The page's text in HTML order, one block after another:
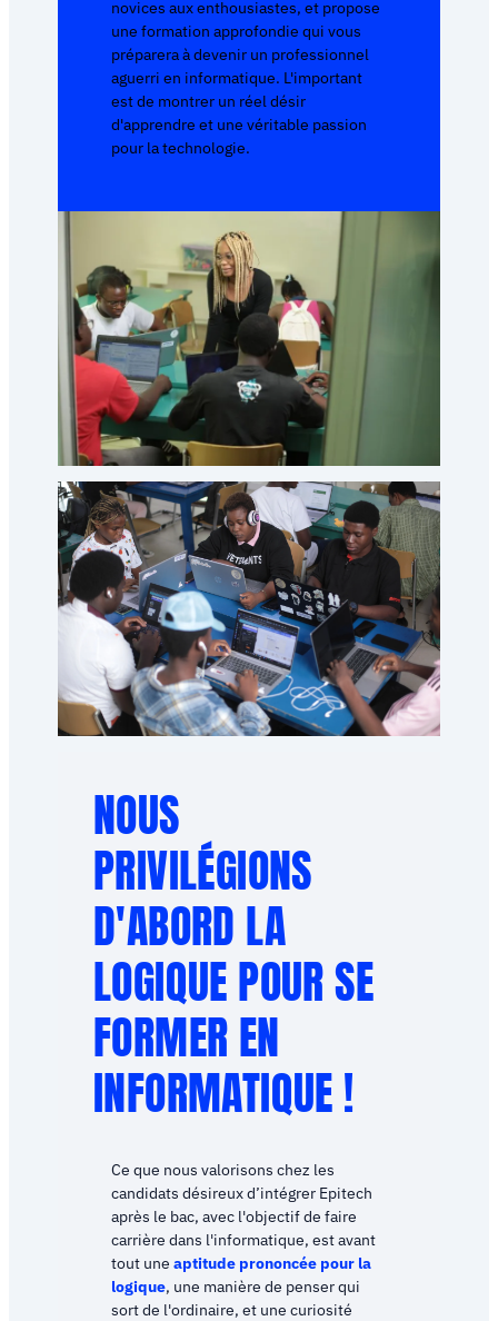
novices aux enthousiastes, et propose
une formation approfondie qui vous
préparera à devenir un professionnel
aguerri en informatique. L'important
est de montrer un réel désir
d'apprendre et une véritable passion
pour la technologie.
NOUS
PRIVILÉGIONS
D'ABORD LA
LOGIQUE POUR SE
FORMER EN
INFORMATIQUE !
Ce que nous valorisons chez les
candidats désireux d’intégrer Epitech
après le bac, avec l'objectif de faire
carrière dans l'informatique, est avant
tout une aptitude prononcée pour la
logique, une manière de penser qui
sort de l'ordinaire, et une curiosité